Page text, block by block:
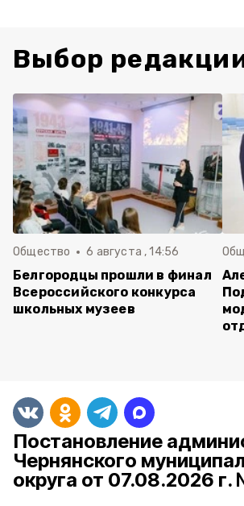
Выбор
Общество 6 августа , 14:56
Белгородцы прошли в финал
Всероссийского конкурса
школьных музеев
Постановление
Чернянского
округа от 07.08.2026